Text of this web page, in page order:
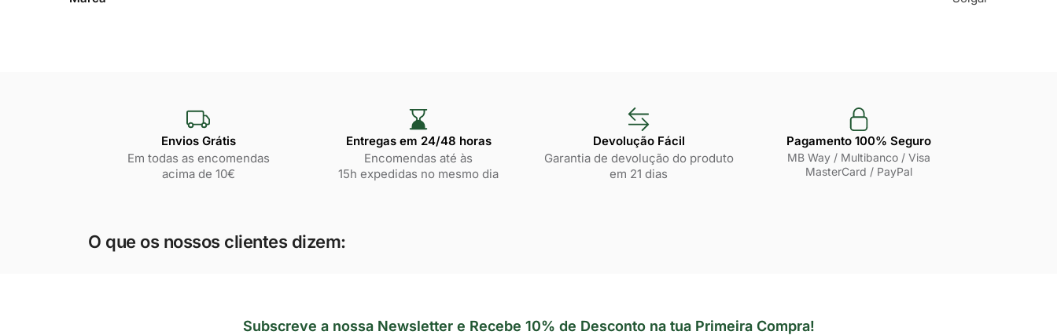
Envios Grátis
Em todas as encomendas
acima de 10€
Entregas em 24/48 horas​
Encomendas até às
15h expedidas no mesmo dia
Devolução Fácil
Garantia de devolução do produto
em 21 dias
Pagamento 100% Seguro
MB Way / Multibanco / Visa
MasterCard / PayPal
O que os nossos clientes dizem:
Subscreve a nossa Newsletter e Recebe 10% de Desconto na tua Primeira Compra!